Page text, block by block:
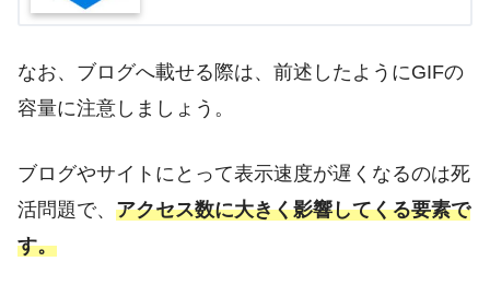
なお、ブログへ載せる際は、前述したようにGIFの
容量に注意しましょう。
ブログやサイトにとって表示速度が遅くなるのは死
活問題で、 アクセス数に大きく影響してくる要素で
す。